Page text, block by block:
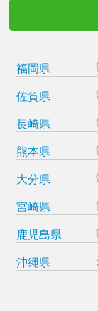
福岡県
佐賀県
長崎県
熊本県
大分県
宮崎県
鹿児島県
沖縄県